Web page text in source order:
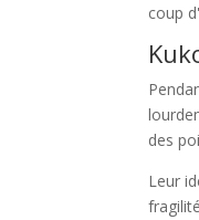
coup
des
Leur